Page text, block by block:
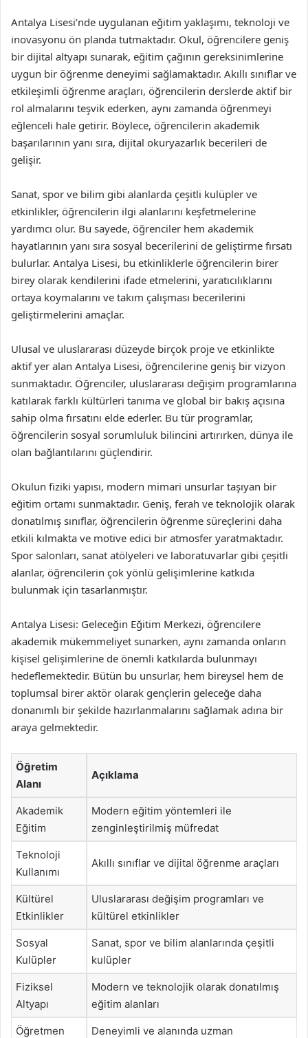
Antalya Lisesi’nde uygulanan eğitim yaklaşımı, teknoloji ve
inovasyonu ön planda tutmaktadır. Okul, öğrencilere geniş
bir dijital altyapı sunarak, eğitim çağının gereksinimlerine
uygun bir öğrenme deneyimi sağlamaktadır. Akıllı sınıflar ve
etkileşimli öğrenme araçları, öğrencilerin derslerde aktif bir
rol almalarını teşvik ederken, aynı zamanda öğrenmeyi
eğlenceli hale getirir. Böylece, öğrencilerin akademik
başarılarının yanı sıra, dijital okuryazarlık becerileri de
gelişir.
Sanat, spor ve bilim gibi alanlarda çeşitli kulüpler ve
etkinlikler, öğrencilerin ilgi alanlarını keşfetmelerine
yardımcı olur. Bu sayede, öğrenciler hem akademik
hayatlarının yanı sıra sosyal becerilerini de geliştirme fırsatı
bulurlar. Antalya Lisesi, bu etkinliklerle öğrencilerin birer
birey olarak kendilerini ifade etmelerini, yaratıcılıklarını
ortaya koymalarını ve takım çalışması becerilerini
geliştirmelerini amaçlar.
Ulusal ve uluslararası düzeyde birçok proje ve etkinlikte
aktif yer alan Antalya Lisesi, öğrencilerine geniş bir vizyon
sunmaktadır. Öğrenciler, uluslararası değişim programlarına
katılarak farklı kültürleri tanıma ve global bir bakış açısına
sahip olma fırsatını elde ederler. Bu tür programlar,
öğrencilerin sosyal sorumluluk bilincini artırırken, dünya ile
olan bağlantılarını güçlendirir.
Okulun fiziki yapısı, modern mimari unsurlar taşıyan bir
eğitim ortamı sunmaktadır. Geniş, ferah ve teknolojik olarak
donatılmış sınıflar, öğrencilerin öğrenme süreçlerini daha
etkili kılmakta ve motive edici bir atmosfer yaratmaktadır.
Spor salonları, sanat atölyeleri ve laboratuvarlar gibi çeşitli
alanlar, öğrencilerin çok yönlü gelişimlerine katkıda
bulunmak için tasarlanmıştır.
Antalya Lisesi: Geleceğin Eğitim Merkezi, öğrencilere
akademik mükemmeliyet sunarken, aynı zamanda onların
kişisel gelişimlerine de önemli katkılarda bulunmayı
hedeflemektedir. Bütün bu unsurlar, hem bireysel hem de
toplumsal birer aktör olarak gençlerin geleceğe daha
donanımlı bir şekilde hazırlanmalarını sağlamak adına bir
araya gelmektedir.
Öğretim
Alanı
Açıklama
Akademik
Eğitim
Modern eğitim yöntemleri ile
zenginleştirilmiş müfredat
Teknoloji
Kullanımı
Akıllı sınıflar ve dijital öğrenme araçları
Kültürel
Etkinlikler
Uluslararası değişim programları ve
kültürel etkinlikler
Sosyal
Kulüpler
Sanat, spor ve bilim alanlarında çeşitli
kulüpler
Fiziksel
Altyapı
Modern ve teknolojik olarak donatılmış
eğitim alanları
Öğretmen
Deneyimli ve alanında uzman